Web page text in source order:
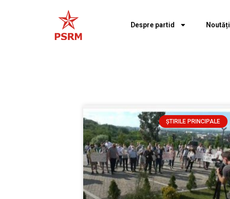
Despre partid Noutăți
ȘTIRILE PRINCIPALE